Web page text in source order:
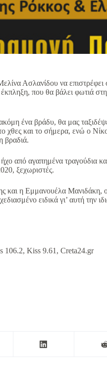
Ασλανίδου να
που θα βάλει φωτιά
ένα βράδυ, θα μας
χθες και το σήμερα, ενώ ο
βραδιά.
από αγαπημένα τραγούδια
ξεχωριστές.
και η Εμμανουέλα
ειδικά γι’ αυτή την
106.2, Kiss 9.61, Creta24.gr